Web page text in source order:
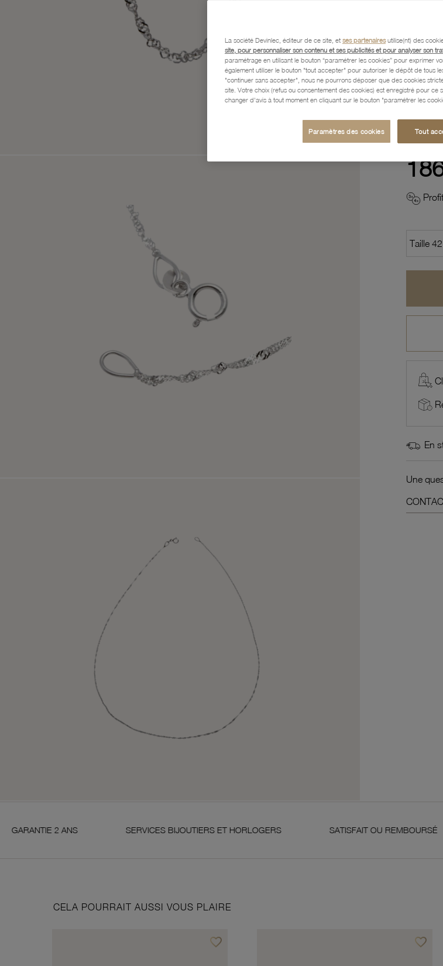
En
Une
2 ANS SERVICES BIJOUTIERS ET HORLOGERS SATISFAIT OU REMBOURSÉ
CELA POURRAIT AUSSI VOUS PLAIRE
favorite_borderAjouter à vos favoris favorite_borderAjouter
La société Devinlec, éditeur de ce site, et ses partenairesutilise(nt) des
site, pour personnaliser son contenu et ses publicités et pour analyser son
paramétrage en utilisant le bouton “paramétrer les cookies” pour exprimer
également utiliser le bouton "tout accepter" pour autoriser le dépôt de tous
"continuer sans accepter", nous ne pourrons déposer que des cookies
site. Votre choix (refus ou consentement des cookies) est enregistré pour ce
changer d'avis à tout moment en cliquant sur le bouton "paramétrer les
Paramètres des cookies Tout